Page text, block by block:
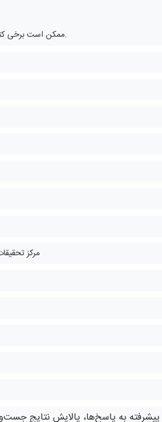
ممکن است برخی کتاب ها چندزبانه باشند.
مرکز